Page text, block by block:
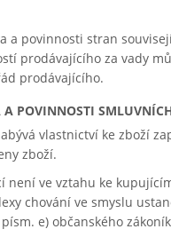
a povinnosti stran
prodávajícího za vady
prodávajícího.
A POVINNOSTI
vlastnictví ke zboží
zboží.
není ve vztahu ke
chování ve smyslu
e) občanského